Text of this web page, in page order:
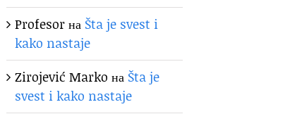
Profesorна Šta je svest i
kako nastaje
Zirojević Marko на Šta je
svest i kako nastaje